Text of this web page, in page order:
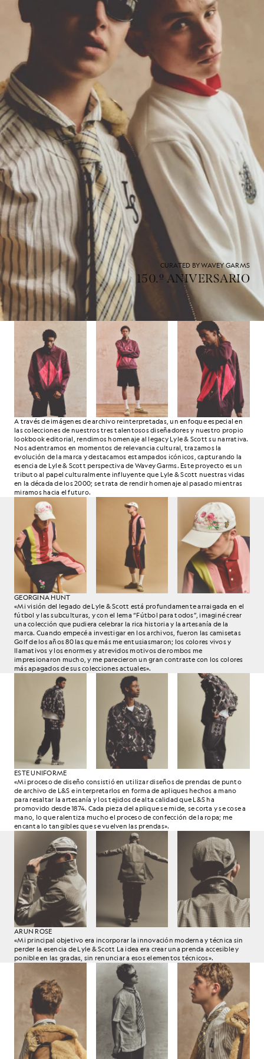
CURATED BY WAVEY GARMS
150.º ANIVERSARIO
A través de imágenes de archivo reinterpretadas, un enfoque especial en
las colecciones de nuestros tres talentosos diseñadores y nuestro propio
lookbook editorial, rendimos homenaje al legacy Lyle & Scott su narrativa.
Nos adentramos en momentos de relevancia cultural, trazamos la
evolución de la marca y destacamos estampados icónicos, capturando la
esencia de Lyle & Scott perspectiva de Wavey Garms. Este proyecto es un
tributo al papel culturalmente influyente que Lyle & Scott nuestras vidas
en la década de los 2000; se trata de rendir homenaje al pasado mientras
miramos hacia el futuro.
GEORGINA HUNT
«Mi visión del legado de Lyle & Scott está profundamente arraigada en el
fútbol y las subculturas, y con el lema “Fútbol para todos”, imaginé crear
una colección que pudiera celebrar la rica historia y la artesanía de la
marca. Cuando empecé a investigar en los archivos, fueron las camisetas
Golf de los años 80 las que más me entusiasmaron; los colores vivos y
llamativos y los enormes y atrevidos motivos de rombos me
impresionaron mucho, y me parecieron un gran contraste con los colores
más apagados de sus colecciones actuales».
ESTE UNIFORME
«Mi proceso de diseño consistió en utilizar diseños de prendas de punto
de archivo de L&S e interpretarlos en forma de apliques hechos a mano
para resaltar la artesanía y los tejidos de alta calidad que L&S ha
promovido desde 1874. Cada pieza del aplique se mide, se corta y se cose a
mano, lo que ralentiza mucho el proceso de confección de la ropa; me
encanta lo tangibles que se vuelven las prendas».
ARUN ROSE
«Mi principal objetivo era incorporar la innovación moderna y técnica sin
perder la esencia de Lyle & Scott La idea era crear una prenda accesible y
ponible en las gradas, sin renunciar a esos elementos técnicos».